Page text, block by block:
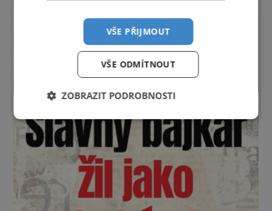
VŠE PŘIJMOUT
VŠE ODMÍTNOUT
ZOBRAZIT PODROBNOSTI